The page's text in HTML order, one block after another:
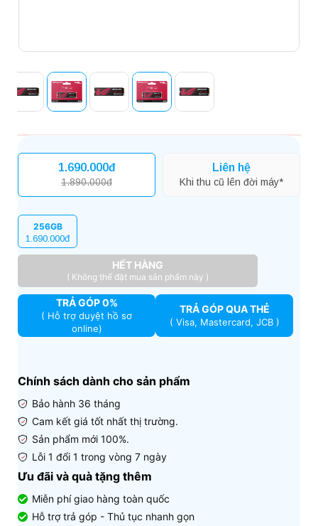
1.690.000đ
1.890.000đ
Liên hệ
Khi thu cũ lên đời máy*
256GB
1.690.000đ
HẾT HÀNG
( Không thể đặt mua sản phẩm này )
TRẢ GÓP 0%
( Hỗ trợ duyệt hồ sơ
online)
TRẢ GÓP QUA THẺ
( Visa, Mastercard, JCB )
Chính sách dành cho sản phẩm
Bảo hành 36 tháng
Cam kết giá tốt nhất thị trường.
Sản phẩm mới 100%.
Lỗi 1 đổi 1 trong vòng 7 ngày
Ưu đãi và quà tặng thêm
Miễn phí giao hàng toàn quốc
Hỗ trợ trả góp - Thủ tục nhanh gọn